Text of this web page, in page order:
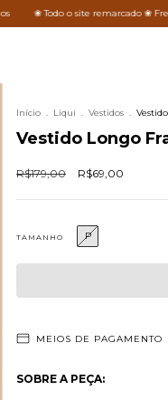
o site remarcado ❀ Frete Grátis RJ
Início . Liqui . Vestidos .
Vestido Longo
R$179,00 R$69,00
TAMANHO P
MEIOS DE PAGAMENTO
SOBRE A PEÇA: